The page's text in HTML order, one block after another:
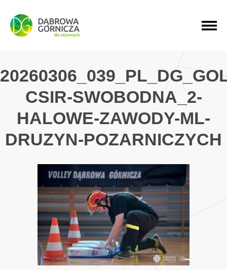
PRZEJDŹ DO MENU GŁÓWNEGO
PRZEJDŹ DO WYSZUKIWARKI
PRZEJDŹ DO TREŚCI
CSIR-SWOBODNA_2-
HALOWE-ZAWODY-ML-
DRUZYN-POZARNICZYCH